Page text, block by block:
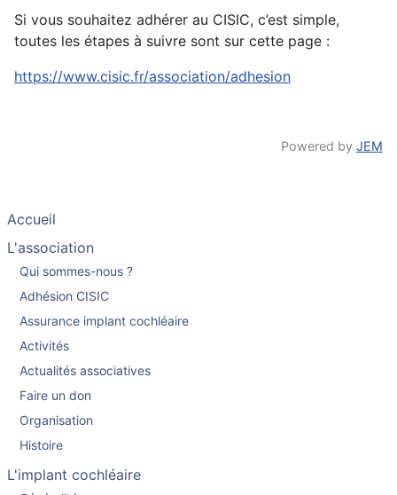
Si vous souhaitez adhérer au CISIC, c’est simple,
toutes les étapes à suivre sont sur cette page :
https://www.cisic.fr/association/adhesion
Powered by JEM
Accueil
L'association
Qui sommes-nous ?
Adhésion CISIC
Assurance implant cochléaire
Activités
Actualités associatives
Faire un don
Organisation
Histoire
L'implant cochléaire